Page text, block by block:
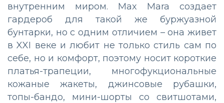
внутренним миром. Max Mara создает
гардероб для такой же буржуазной
бунтарки, но с одним отличием – она живет
в XXI веке и любит не только стиль сам по
себе, но и комфорт, поэтому носит короткие
платья-трапеции, многофукциональные
кожаные жакеты, джинсовые рубашки,
топы-бандо, мини-шорты со свитшотами,